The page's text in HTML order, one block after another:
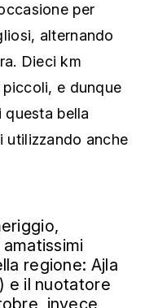
per
alternando
Dieci km
e dunque
bella
utilizzando anche
regione: Ajla
e il nuotatore